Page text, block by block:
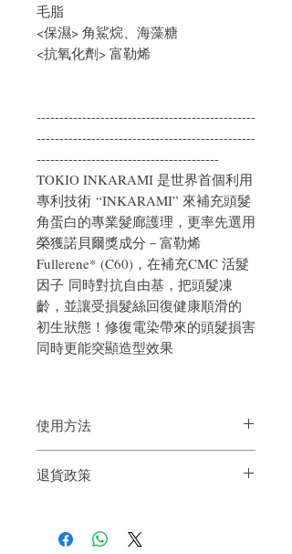
毛脂
<保濕> 角鯊烷、海藻糖
<抗氧化劑> 富勒烯
------------------------------------------------
------------------------------------------------
----------------------------------------
TOKIO INKARAMI 是世界首個利用
專利技術 “INKARAMI” 來補充頭髮
角蛋白的專業髮廊護理，更率先選用
榮獲諾貝爾獎成分－富勒烯
Fullerene* (C60)，在補充CMC 活髮
因子 同時對抗自由基，把頭髮凍
齡，並讓受損髮絲回復健康順滑的
初生狀態！修復電染帶來的頭髮損害
同時更能突顯造型效果
使用方法
1支建議分3-4次使用，以達至最佳效果。
尾段，放置3-5分鐘然後冲洗。
-在家中也能重置髮質最佳狀態。
退貨政策
到我們的產品後的前7天內通過電子郵件